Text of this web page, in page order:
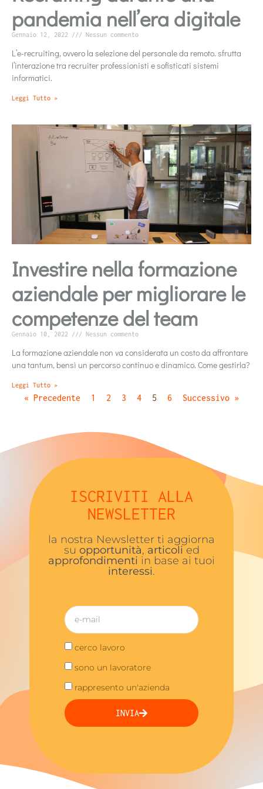
pandemia nell’era digitale
Gennaio 12, 2022 Nessun commento
L’e-recruiting, ovvero la selezione del personale da remoto. sfrutta
l’interazione tra recruiter professionisti e sofisticati sistemi
informatici.
Leggi Tutto »
Investire nella formazione
aziendale per migliorare le
competenze del team
Gennaio 10, 2022 Nessun commento
La formazione aziendale non va considerata un costo da affrontare
una tantum, bensì un percorso continuo e dinamico. Come gestirla?
Leggi Tutto »
« Precedente 1 2 3 4 5 6 Successivo »
ISCRIVITI ALLA
NEWSLETTER
la nostra Newsletter ti aggiorna
su opportunità, articoli ed
approfondimenti in base ai tuoi
interessi.
cerco lavoro
sono un lavoratore
rappresento un'azienda
INVIA